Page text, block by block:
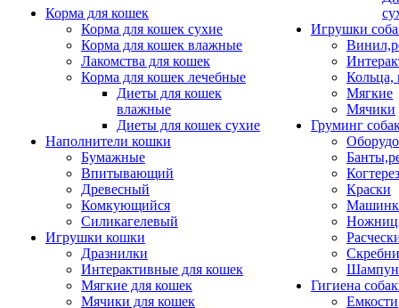
Корма для кошек
Корма для кошек сухие
Корма для кошек влажные
Лакомства для кошек
Корма для кошек лечебные
Диеты для кошек
влажные
Диеты для кошек сухие
Наполнители кошки
Бумажные
Впитывающий
Древесный
Комкующийся
Силикагелевый
Игрушки кошки
Дразнилки
Интерактивные для кошек
Мягкие для кошек
Мячики для кошек
Игрушки
Кольца,
Мягкие
Мячики
Груминг
Краски
Гигиена
Емкости